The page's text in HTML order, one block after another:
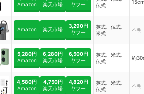
Amazon
楽天市場
ヤフー
仏式
Amazon 楽天市場
3,290円
ヤフー
英式、仏式、
米式
不明
5,280円
Amazon
6,280円
楽天市場
6,500円
ヤフー
英式、米式、
仏式
約
4,580円
Amazon
4,750円
楽天市場
4,820円
ヤフー
英式、米式、
仏式
不明